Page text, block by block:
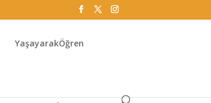
YaşayarakÖğren